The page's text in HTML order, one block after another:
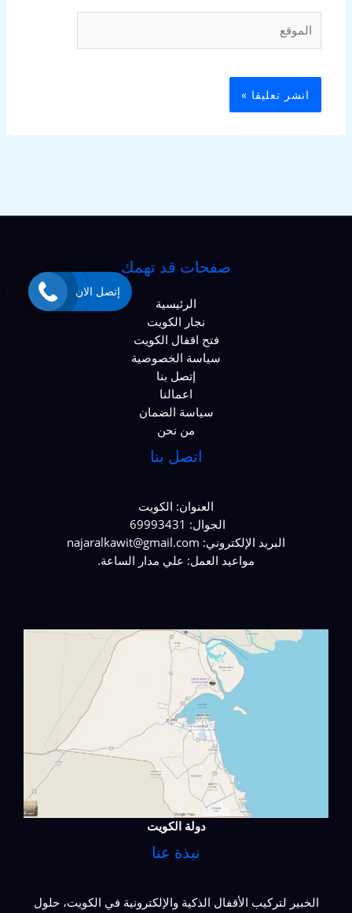
صفحات قد تهمك
الرئيسية
نجار الكويت
فتح اقفال الكويت
سياسة الخصوصية
إتصل بنا
اعمالنا
سياسة الضمان
من نحن
اتصل بنا
العنوان: الكويت
الجوال: 69993431
البريد الإلكتروني: najaralkawit@gmail.com
مواعيد العمل: علي مدار الساعة.
دولة الكويت
نبذة عنا
الخبير لتركيب الأقفال الذكية والإلكترونية في الكويت، حلول
إتصل الان